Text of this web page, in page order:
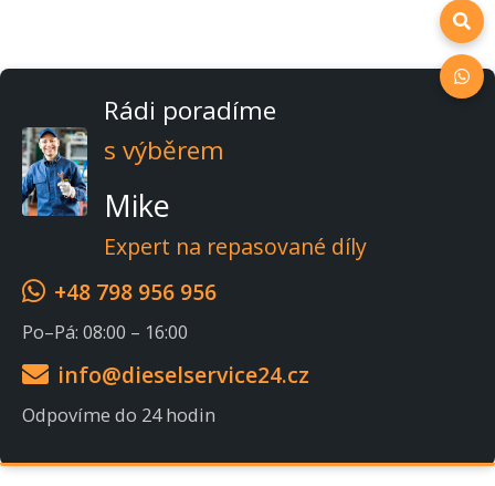
Rádi poradíme
s výběrem
Mike
Expert na repasované díly
+48 798 956 956
Po–Pá: 08:00 – 16:00
info@dieselservice24.cz
Odpovíme do 24 hodin